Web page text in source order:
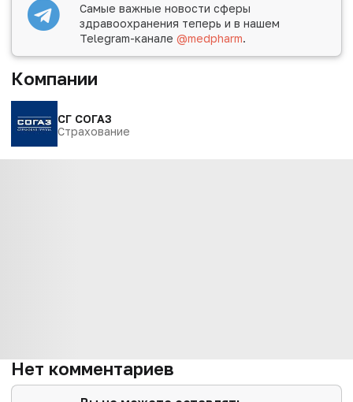
Самые важные новости сферы
здравоохранения теперь и в нашем
Telegram-канале@medpharm.
Компании
СГ СОГАЗ
Страхование
Нет комментариев